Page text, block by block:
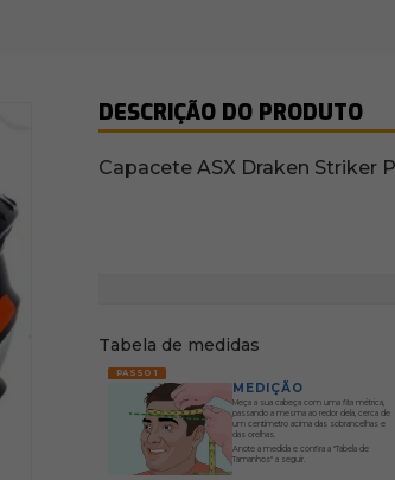
DESCRIÇÃO DO PRODUTO
Capacete ASX Draken Striker
Tabela de medidas
PASSO 1
MEDIÇÃO
Meça a sua cabeça com uma fita métrica,
passando a mesma ao redor dela, cerca de
um centímetro acima das sobrancelhas e
das orelhas.
Anote a medida e confira a "Tabela de
Tamanhos" a seguir.